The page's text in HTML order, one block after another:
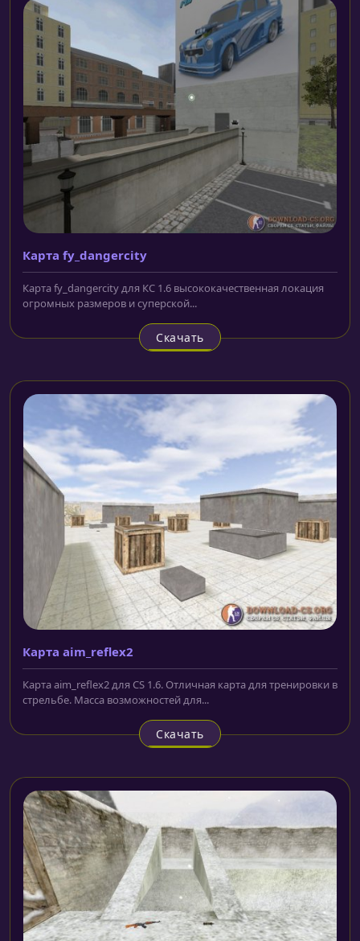
Карта fy_dangercity
Карта fy_dangercity для КС 1.6 высококачественная локация
огромных размеров и суперской...
Скачать
Карта aim_reflex2
Карта aim_reflex2 для CS 1.6. Отличная карта для тренировки в
стрельбе. Масса возможностей для...
Скачать